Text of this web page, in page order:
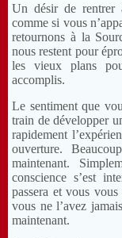
Un désir de
comme si vous
retournons à la
nous restent pour
les vieux plans
accomplis.
Le sentiment que
train de développer
rapidement
ouverture.
maintenant.
conscience s’est
passera et vous
vous ne l’avez
maintenant.